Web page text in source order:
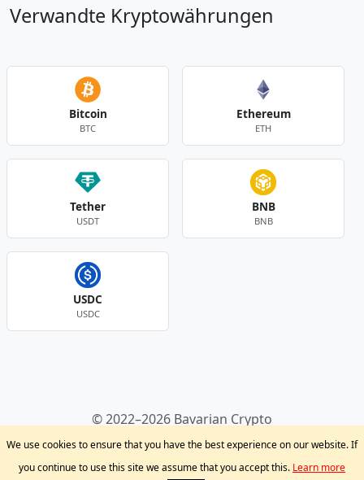
Verwandte Kryptowährungen
Bitcoin
BTC
Ethereum
ETH
Tether
USDT
BNB
BNB
USDC
USDC
© 2022–2026 Bavarian Crypto
Kryptowährungen
Privacy Policy
Disclaimer
Krypto Blog
Support
We use cookies to ensure that you have the best experience on our website. If
you continue to use this site we assume that you accept this. Learn more